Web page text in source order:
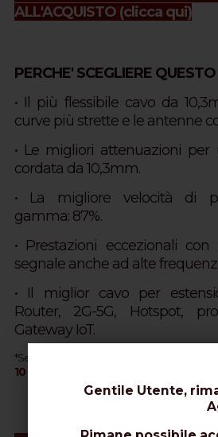
ALL'ACQUISTO (clicca qui)
PERCHE' SCEGLIERE
• Il più flessibile cavo da
curve più strette e le antenne
• Le migliori attenuazioni
cordata da 10,3mm.
• La migliore velocità di
gamma: 87%.
• Prestazioni eccezionali
segnale anche ad alte
• Il miglior cavo per
Router, 2G-5G, Hotspot,
Gateway IoT.
*Se è necessario l'interramento del
10
Gentile Utente,